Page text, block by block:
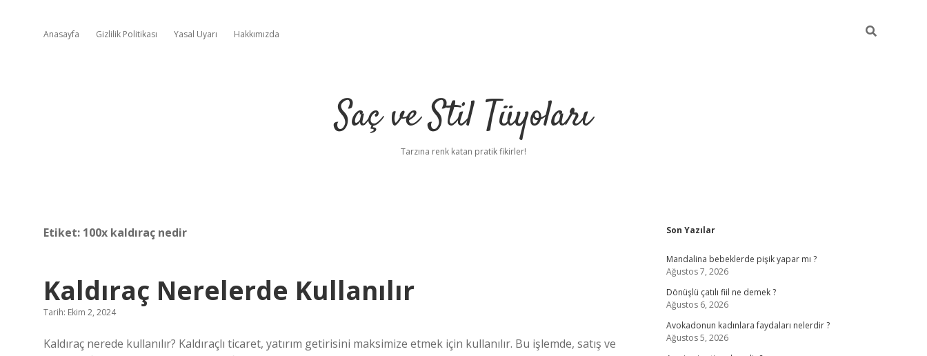
Anasayfa Gizlilik Politikası Yasal Uyarı Hakkımızda
Saç ve Stil Tüyoları
Tarzına renk katan pratik fikirler!
Etiket: 100x kaldıraç nedir
Kaldıraç Nerelerde Kullanılır
Tarih: Ekim 2, 2024
Kaldıraç nerede kullanılır? Kaldıraçlı ticaret, yatırım getirisini maksimize etmek için kullanılır. Bu işlemde, satış ve
Sidebar
Son Yazılar
Mandalina bebeklerde pişik yapar mı ?
Ağustos 7, 2026
Dönüşlü çatılı fiil ne demek ?
Ağustos 6, 2026
Avokadonun kadınlara faydaları nelerdir ?
Ağustos 5, 2026